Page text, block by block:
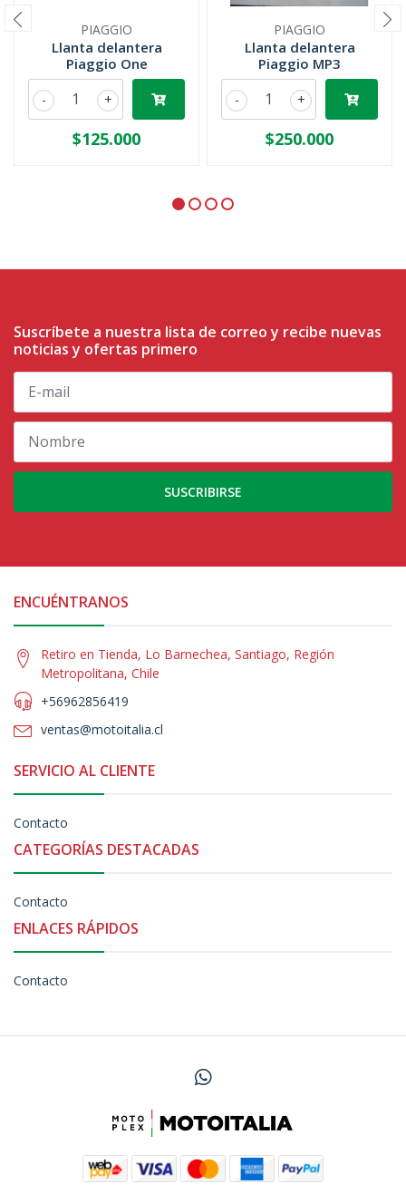
PIAGGIO
Llanta delantera
Piaggio One
+
-
$125.000
PIAGGIO
Llanta delantera
Piaggio MP3
+
-
$250.000
Suscríbete a nuestra lista de correo y recibe nuevas
noticias y ofertas primero
SUSCRIBIRSE
ENCUÉNTRANOS
Retiro en Tienda, Lo Barnechea, Santiago, Región
Metropolitana, Chile
+56962856419
ventas@motoitalia.cl
SERVICIO AL CLIENTE
Contacto
CATEGORÍAS DESTACADAS
Contacto
ENLACES RÁPIDOS
Contacto